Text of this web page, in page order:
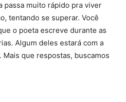
passa muito rápido pra viver
tentando se superar. Você
o poeta escreve durante as
Algum deles estará com a
Mais que respostas, buscamos